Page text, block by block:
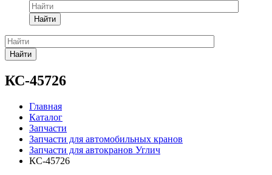
Найти
Найти
КС-45726
Главная
Каталог
Запчасти
Запчасти для автомобильных кранов
Запчасти для автокранов Углич
КС-45726